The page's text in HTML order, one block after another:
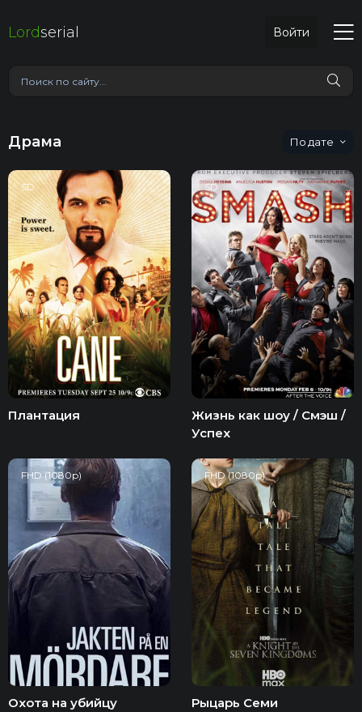
Lordserial Войти
Драма дате
SD
Плантация
SD
Жизнь как шоу / Смэш /
Успех
FHD (1080p)
Охота на убийцу
FHD (1080p)
Рыцарь Семи